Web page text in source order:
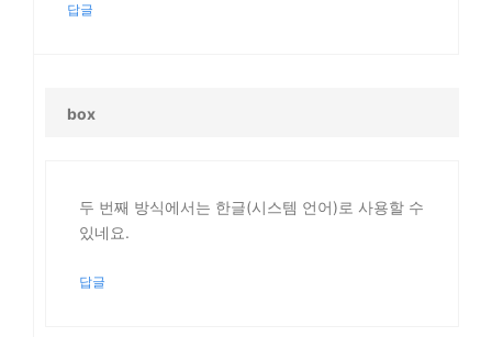
답글
box
두 번째 방식에서는 한글(시스템 언어)로 사용할 수
있네요.
답글